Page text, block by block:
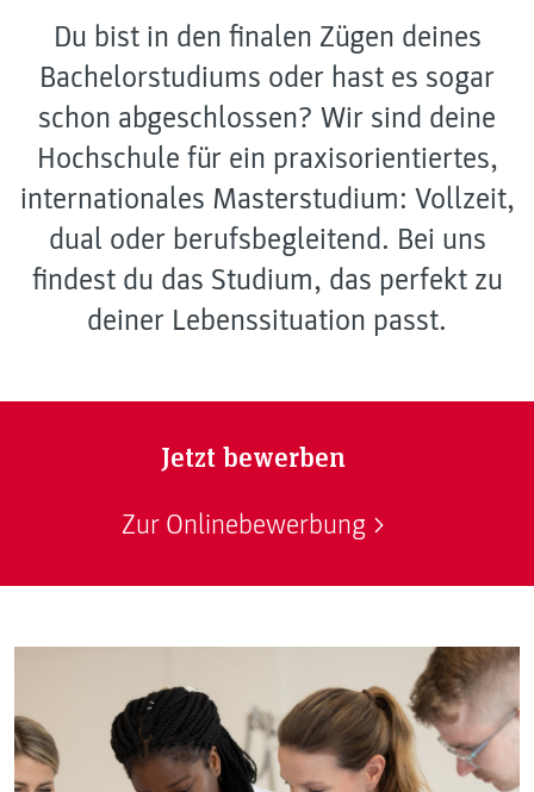
Du bist in den finalen Zügen deines
Bachelorstudiums oder hast es sogar
schon abgeschlossen? Wir sind deine
Hochschule für ein praxisorientiertes,
internationales Masterstudium: Vollzeit,
dual oder berufsbegleitend. Bei uns
findest du das Studium, das perfekt zu
deiner Lebenssituation passt.
Jetzt bewerben
Zur Onlinebewerbung